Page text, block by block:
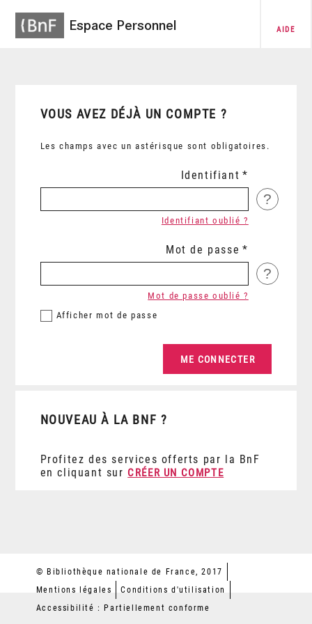
Espace Personnel AIDE
VOUS AVEZ DÉJÀ UN COMPTE ?
Les champs avec un astérisque sont obligatoires.
Identifiant
?
Identifiant oublié ?
Mot de passe
?
Afficher mot de passe
Mot de passe oublié ?
NOUVEAU À LA BNF ?
Profitez des services offerts par la BnF
en cliquant sur CRÉER UN COMPTE
© Bibliothèque nationale de France, 2017
Mentions légales
Conditions d'utilisation
Accessibilité : Partiellement conforme